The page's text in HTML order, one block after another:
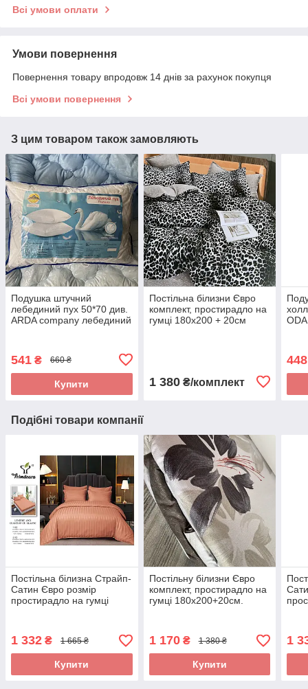
Всі умови оплати
Умови повернення
Повернення товару впродовж 14 днів за рахунок покупця
Всі умови повернення
З цим товаром також замовляють
Подушка штучний
лебединий пух 50*70 див.
ARDA company лебединий
541 ₴ 660 ₴
Купити
Постільна білизни Євро
комплект, простирадло на
гумці 180х200 + 20см
1 380₴/комплект
448
Подібні товари компанії
Постільна білизна Страйп-
Сатин Євро розмір
простирадло на гумці
1 332 ₴ 1 665 ₴
Купити
Постільну білизни Євро
комплект, простирадло на
гумці 180х200+20см.
1 170₴ 1 380 ₴
Купити
1